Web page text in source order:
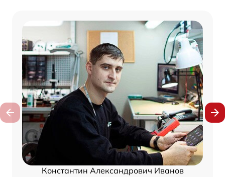
Константин Александрович Иванов